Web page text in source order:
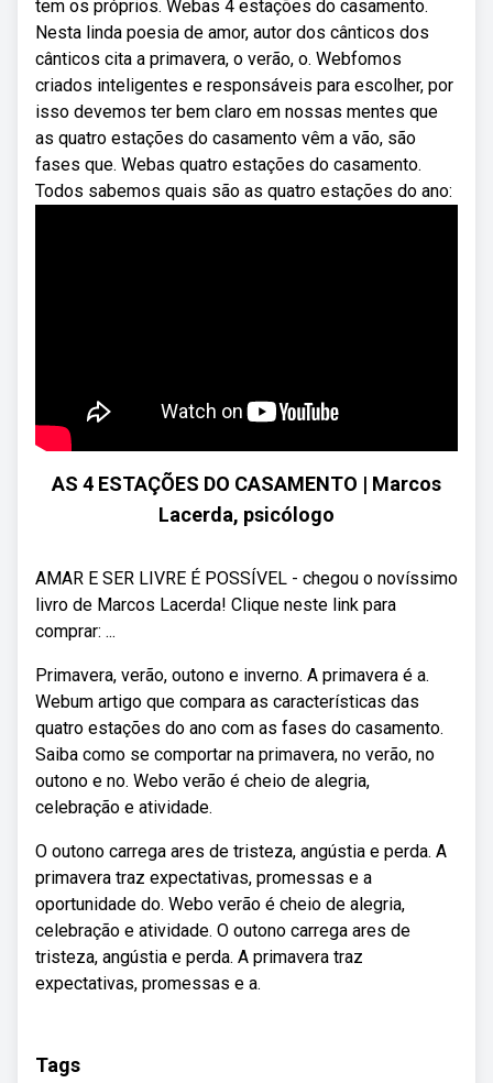
tem os próprios. Webas 4 estações do casamento.
Nesta linda poesia de amor, autor dos cânticos dos
cânticos cita a primavera, o verão, o. Webfomos
criados inteligentes e responsáveis para escolher, por
isso devemos ter bem claro em nossas mentes que
as quatro estações do casamento vêm a vão, são
fases que. Webas quatro estações do casamento.
Todos sabemos quais são as quatro estações do ano:
AS 4 ESTAÇÕES DO CASAMENTO | Marcos
Lacerda, psicólogo
AMAR E SER LIVRE É POSSÍVEL - chegou o novíssimo
livro de Marcos Lacerda! Clique neste link para
comprar: ...
Primavera, verão, outono e inverno. A primavera é a.
Webum artigo que compara as características das
quatro estações do ano com as fases do casamento.
Saiba como se comportar na primavera, no verão, no
outono e no. Webo verão é cheio de alegria,
celebração e atividade.
O outono carrega ares de tristeza, angústia e perda. A
primavera traz expectativas, promessas e a
oportunidade do. Webo verão é cheio de alegria,
celebração e atividade. O outono carrega ares de
tristeza, angústia e perda. A primavera traz
expectativas, promessas e a.
Tags